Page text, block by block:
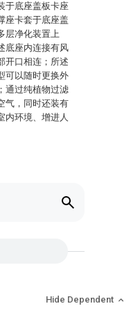
于底座盖板卡座
座卡套于底座盖
层净化装置上
底座内连接有风
开口相连；所述
可以随时更换外
通过纯植物过滤
气，同时还装有
内环境、增进人
Hide Dependent